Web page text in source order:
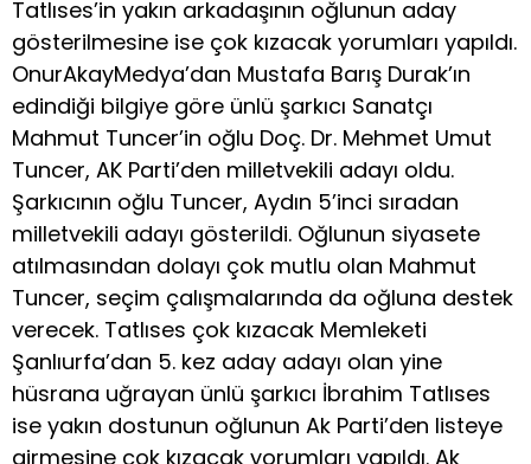
Tatlıses’in yakın arkadaşının oğlunun aday
gösterilmesine ise çok kızacak yorumları yapıldı.
OnurAkayMedya’dan Mustafa Barış Durak’ın
edindiği bilgiye göre ünlü şarkıcı Sanatçı
Mahmut Tuncer’in oğlu Doç. Dr. Mehmet Umut
Tuncer, AK Parti’den milletvekili adayı oldu.
Şarkıcının oğlu Tuncer, Aydın 5’inci sıradan
milletvekili adayı gösterildi. Oğlunun siyasete
atılmasından dolayı çok mutlu olan Mahmut
Tuncer, seçim çalışmalarında da oğluna destek
verecek. Tatlıses çok kızacak Memleketi
Şanlıurfa’dan 5. kez aday adayı olan yine
hüsrana uğrayan ünlü şarkıcı İbrahim Tatlıses
ise yakın dostunun oğlunun Ak Parti’den listeye
girmesine çok kızacak yorumları yapıldı. Ak